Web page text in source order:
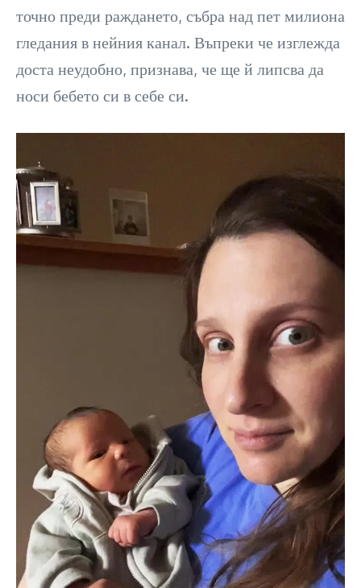
точно преди раждането, събра над пет милиона
гледания в нейния канал. Въпреки че изглежда
доста неудобно, признава, че ще й липсва да
носи бебето си в себе си.